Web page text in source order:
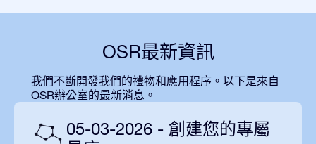
OSR最新資訊
我們不斷開發我們的禮物和應用程序。以下是來自
OSR辦公室的最新消息。
05-03-2026 - 創建您的專屬